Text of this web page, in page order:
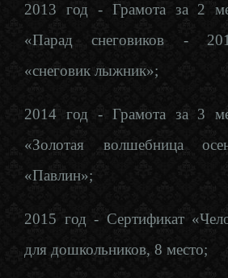
2013 год - Грамота за 2
«Парад снеговиков -
«снеговик лыжник»;
2014 год - Грамота за 3
«Золотая волшебница
«Павлин»;
2015 год - Сертификат
для дошкольников, 8 место;